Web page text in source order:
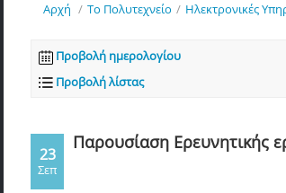
Αρχή / Το Πολυτεχνείο / Ηλεκτρονικές
Προβολή ημερολογίου
Προβολή λίστας
23
Σεπ
Παρουσίαση Ερευνητικής